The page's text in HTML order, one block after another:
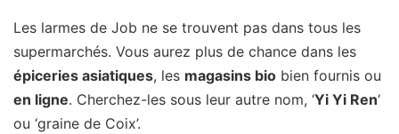
Les larmes de Job ne se trouvent pas dans tous les
supermarchés. Vous aurez plus de chance dans les
épiceries asiatiques, les magasins bio bien fournis ou
en ligne. Cherchez-les sous leur autre nom, ‘Yi Yi Ren‘
ou ‘graine de Coix’.